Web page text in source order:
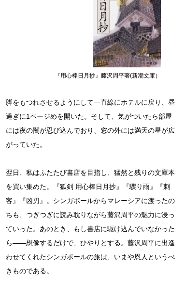
『用心棒日月抄』藤沢周平著(新潮文庫）
脚をもつれさせるようにして一直線にホテルに戻り、昼
過ぎに1ページめを開いた。そして、気がついたら部屋
には夜の闇が忍び込んでおり、窓の外には満天の星が広
がっていた。
翌日、私はふたたび書店を目指し、猛然と残りの文庫本
を買い集めた。『狐剣 用心棒日月抄』『驟り雨』『刺
客』『凶刃』。シンガポールからマレーシアに渡ったの
ちも、つぎつぎに読み耽りながら藤沢周平の魅力に浸っ
ていった。あのとき、もし書店に駆け込んでいなかった
ら――想像するだけで、ひやりとする。藤沢周平に出逢
わせてくれたシンガポールの旅は、いまや恩人というべ
きものである。